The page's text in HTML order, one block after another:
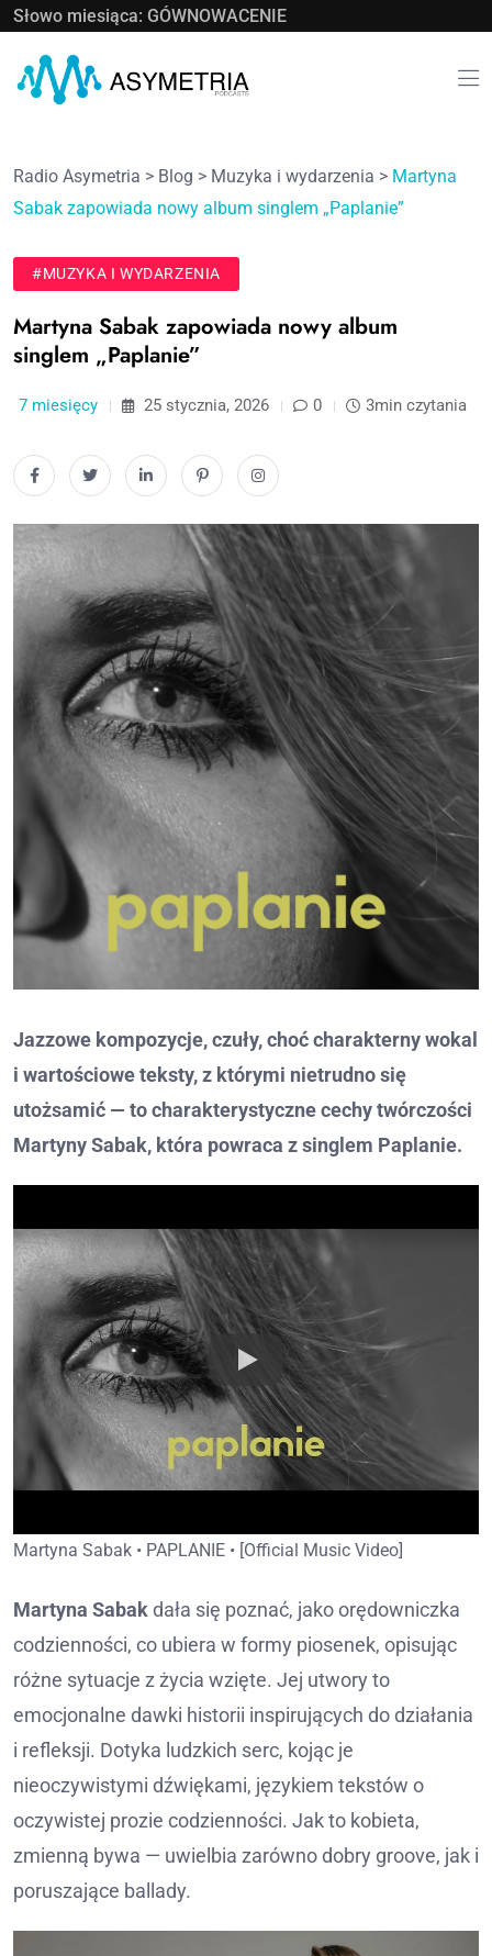
Słowo miesiąca: GÓWNOWACENIE
Radio Asymetria > Blog > Muzyka i wydarzenia > Martyna
Sabak zapowiada nowy album singlem „Paplanie”
#MUZYKA I WYDARZENIA
Martyna Sabak zapowiada nowy album
singlem „Paplanie”
7 miesięcy 25 stycznia, 2026 0 3min czytania
Jazzowe kompozycje, czuły, choć charakterny wokal
i wartościowe teksty, z którymi nietrudno się
utożsamić — to charakterystyczne cechy twórczości
Martyny Sabak, która powraca z singlem Paplanie.
Martyna Sabak • PAPLANIE • [Official Music Video]
Martyna Sabakdała się poznać, jako orędowniczka
codzienności, co ubiera w formy piosenek, opisując
różne sytuacje z życia wzięte. Jej utwory to
emocjonalne dawki historii inspirujących do działania
i refleksji. Dotyka ludzkich serc, kojąc je
nieoczywistymi dźwiękami, językiem tekstów o
oczywistej prozie codzienności. Jak to kobieta,
zmienną bywa — uwielbia zarówno dobry groove, jak i
poruszające ballady.